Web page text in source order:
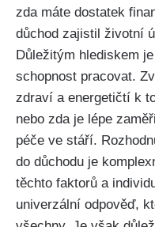
zda máte dostatek
důchod zajistil životní
Důležitým hlediskem
schopnost pracovat.
zdraví a energetičtí k
nebo zda je lépe
péče ve stáří.
do důchodu je
těchto faktorů a
univerzální odpověď,